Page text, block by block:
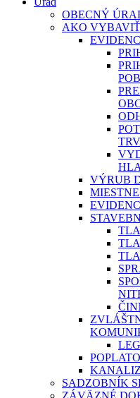
OBECNÝ
AKO VYBAVIŤ
VÝRUB
SADZOBNÍK
ZÁVÄZNÉ